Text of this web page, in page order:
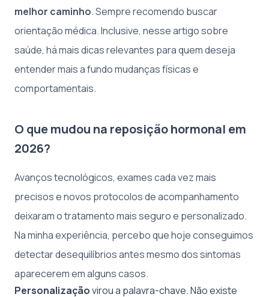
melhor caminho. Sempre recomendo buscar
orientação médica. Inclusive, nesse artigo sobre
saúde, há mais dicas relevantes para quem deseja
entender mais a fundo mudanças físicas e
comportamentais.
O que mudou na reposição hormonal em
2026?
Avanços tecnológicos, exames cada vez mais
precisos e novos protocolos de acompanhamento
deixaram o tratamento mais seguro e personalizado.
Na minha experiência, percebo que hoje conseguimos
detectar desequilíbrios antes mesmo dos sintomas
aparecerem em alguns casos.
Personalizaçãovirou a palavra-chave. Não existe